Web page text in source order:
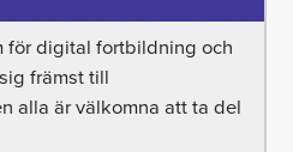
för digital fortbildning och
främst till
alla är välkomna att ta del